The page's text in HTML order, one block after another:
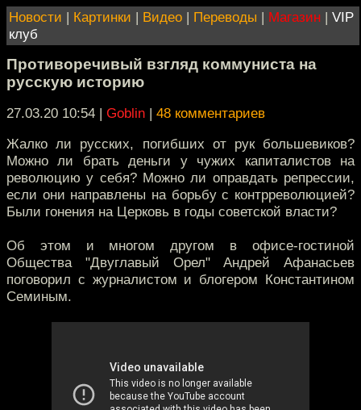
Новости | Картинки | Видео | Переводы | Магазин | VIP
клуб
Противоречивый взгляд коммуниста на
русскую историю
27.03.20 10:54 | Goblin | 48 комментариев
Жалко ли русских, погибших от рук большевиков?
Можно ли брать деньги у чужих капиталистов на
революцию у себя? Можно ли оправдать репрессии,
если они направлены на борьбу с контрреволюцией?
Были гонения на Церковь в годы советской власти?
Об этом и многом другом в офисе-гостиной
Общества "Двуглавый Орел" Андрей Афанасьев
поговорил с журналистом и блогером Константином
Семиным.